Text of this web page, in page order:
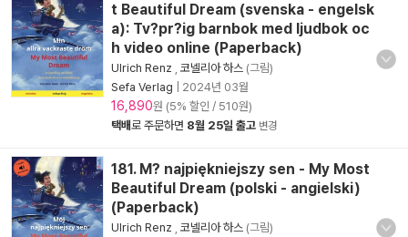
t Beautiful Dream (svenska - engelsk
a): Tv?pr?ig barnbok med ljudbok oc
h video online (Paperback)
Ulrich Renz 코넬리아 하스 (그림)
Sefa Verlag
2024년 03월
16,890원 (5% 할인 / 510원)
택배로 주문하면 8월 25일 출고 변경
181. M? najpiękniejszy sen - My Most
Beautiful Dream (polski - angielski)
(Paperback)
Ulrich Renz 코넬리아 하스 (그림)